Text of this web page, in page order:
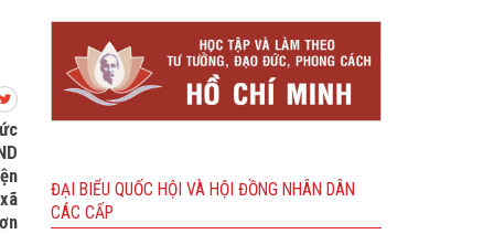
ĐẠI BIỂU QUỐC HỘI VÀ HỘI ĐỒNG NHÂN DÂN
CÁC CẤP